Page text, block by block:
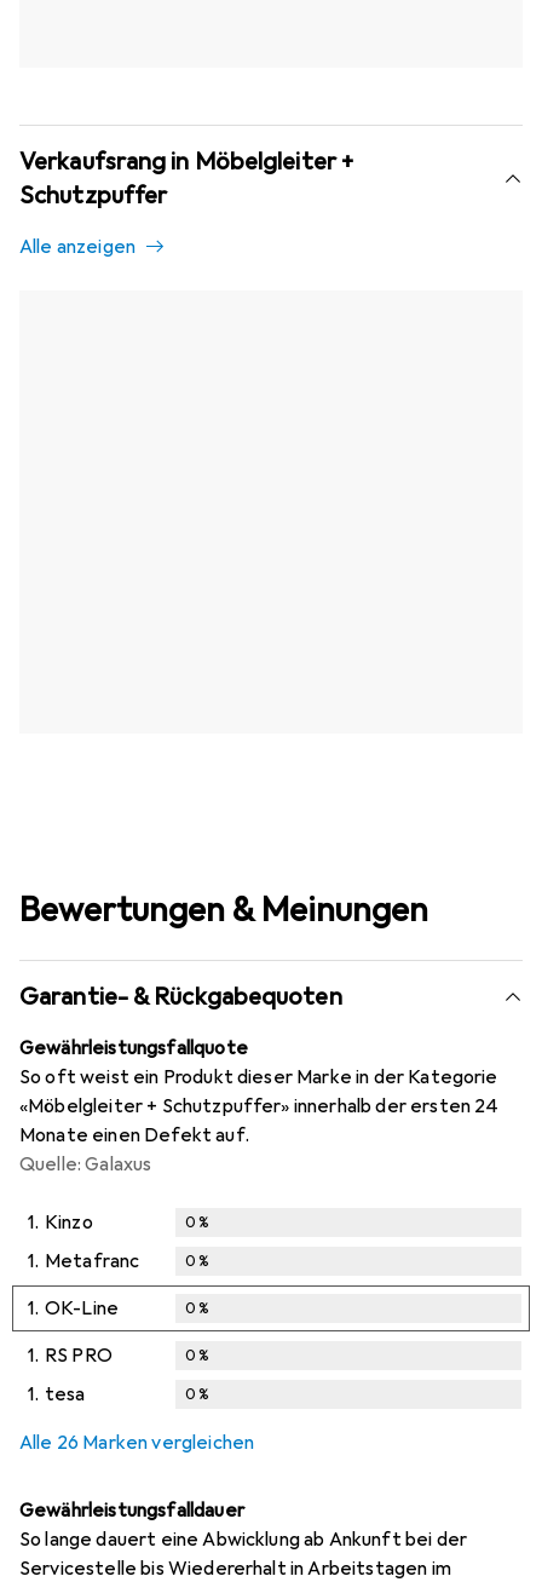
Verkaufsrang in Möbelgleiter +
Schutzpuffer
Alle anzeigen
Bewertungen & Meinungen
Garantie- & Rückgabequoten
Gewährleistungsfallquote
So oft weist ein Produkt dieser Marke in der Kategorie
«Möbelgleiter + Schutzpuffer» innerhalb der ersten 24
Monate einen Defekt auf.
Quelle: Galaxus
1. Kinzo 0%
1. Metafranc 0%
1. OK-Line 0%
1. RS PRO 0%
1. tesa 0%
Alle 26 Marken vergleichen
Gewährleistungsfalldauer
So lange dauert eine Abwicklung ab Ankunft bei der
Servicestelle bis Wiedererhalt in Arbeitstagen im